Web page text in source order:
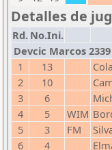
Detalles de
Rd. No.Ini.
Devcic Marcos 2339
1
13
2
10
3
6
4
5 WIM
5
3 FM
6
4